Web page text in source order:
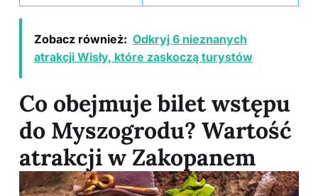
Zobacz również: Odkryj 6 nieznanych
atrakcji Wisły, które zaskoczą turystów
Co obejmuje bilet wstępu
do Myszogrodu? Wartość
atrakcji w Zakopanem